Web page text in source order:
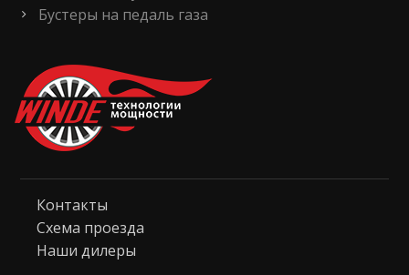
Бустеры на педаль газа
Контакты
Схема проезда
Наши дилеры